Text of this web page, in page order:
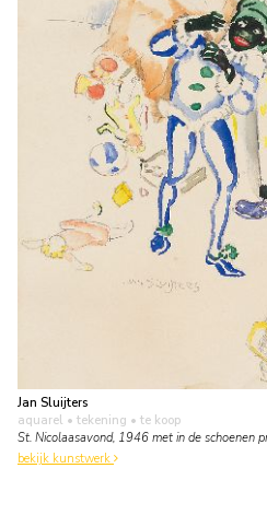
Jan Sluijters
aquarel • tekening • te koop
St. Nicolaasavond, 1946 met in de schoenen
bekijk kunstwerk